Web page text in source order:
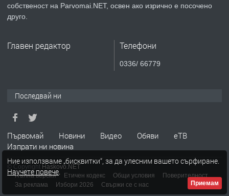
ПРЕДЛАГА
Продавам апартамент - гр.
ПРЕДЛАГА
Търсим работник за работа в
разсадник
собственост на Parvomai.NET, освен ако изрично е посочено
друго.
Главен редактор Телефони
0336/ 66779
Последвай ни
Първомай Новини Видео Обяви
еТВ
Изпрати ни новина
© Copyright Haskovo.NET
Пълна версия
Етичен кодекс Общи условия
Поверителност
За реклама
Избори 2026 Свържи се с нас
Ние използваме „бисквитки“, за да улесним вашето сърфиране.
Научете повече.
Приемам